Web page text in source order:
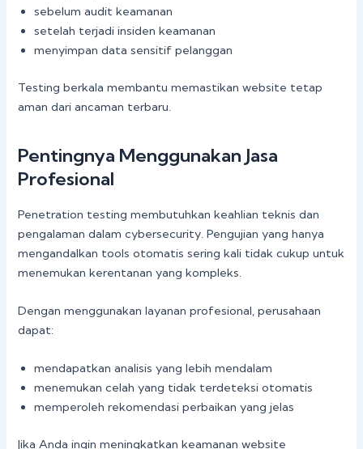
sebelum audit keamanan
setelah terjadi insiden keamanan
menyimpan data sensitif pelanggan
Testing berkala membantu memastikan website tetap
aman dari ancaman terbaru.
Pentingnya Menggunakan Jasa
Profesional
Penetration testing membutuhkan keahlian teknis dan
pengalaman dalam cybersecurity. Pengujian yang hanya
mengandalkan tools otomatis sering kali tidak cukup untuk
menemukan kerentanan yang kompleks.
Dengan menggunakan layanan profesional, perusahaan
dapat:
mendapatkan analisis yang lebih mendalam
menemukan celah yang tidak terdeteksi otomatis
memperoleh rekomendasi perbaikan yang jelas
Jika Anda ingin meningkatkan keamanan website